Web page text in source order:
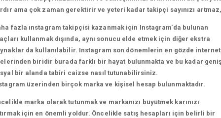
ama çok zaman gerektirir ve yeteri kadar takipçi sayınızı
fazla ınstagram takipçisi kazanmak için Instagram'da bulunan
kullanmak dışında, aynı sonucu elde etmek için diğer ekstra
da kullanılabilir. Instagram son dönemlerin en gözde internet
biridir burada farklı bir hayat bulunmakta ve bu kadar
bir alanda tabiri caizse nasıl tutunabilirsiniz.
üzerinden birçok marka ve kişisel hesap bulunmaktadır.
marka olarak tutunmak ve markanızı büyütmek karınızı
için en önemli yoldur. Öncelikle satış hesapları için belirli bir